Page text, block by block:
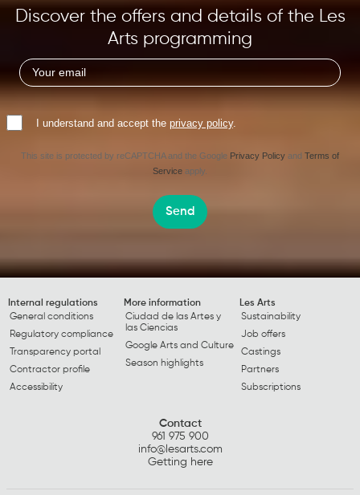
Discover the offers and details of the Les
Arts programming
I understand and accept the privacy policy.
This site is protected by reCAPTCHA and the Google Privacy Policy and Terms of
Service apply.
Send
Internal regulations
General conditions
Regulatory compliance
Transparency portal
Contractor profile
Accessibility
More information
Ciudad de las Artes y
las Ciencias
Google Arts and Culture
Season highlights
Les Arts
Sustainability
Job offers
Castings
Partners
Subscriptions
Contact
961 975 900
info@lesarts.com
Getting here